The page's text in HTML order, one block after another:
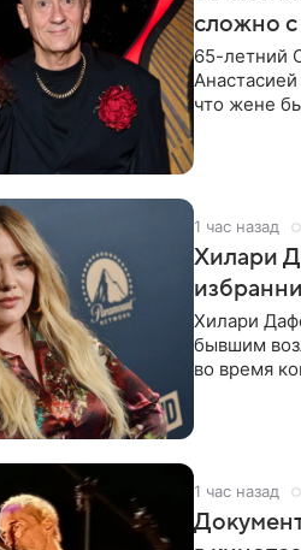
сложно
65-летний
что жене
1 час назад
Хилари
Хилари
бывшим
во время
1 час назад